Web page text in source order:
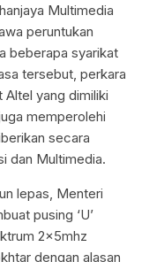
Multimedia
peruntukan
beberapa syarikat
tersebut, perkara
Altel yang dimiliki
memperolehi
secara
dan Multimedia.
lepas, Menteri
pusing ‘U’
2x5mhz
dengan alasan